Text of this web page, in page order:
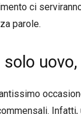
ci
parole.